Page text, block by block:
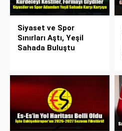
Siyaset ve Spor
Sınırları Aştı, Yeşil
Sahada Buluştu